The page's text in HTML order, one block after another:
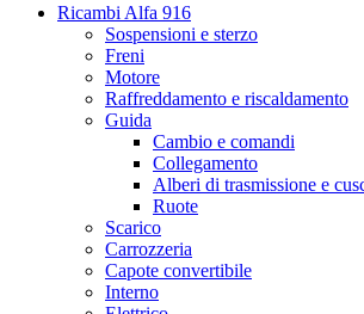
Ricambi Alfa 916
Sospensioni e sterzo
Freni
Motore
Raffreddamento e riscaldamento
Guida
Cambio e comandi
Collegamento
Alberi di trasmissione e
Ruote
Scarico
Carrozzeria
Capote convertibile
Interno